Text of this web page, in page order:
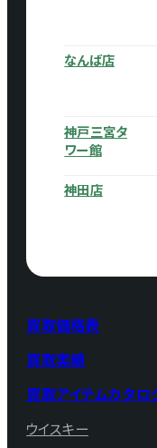
買取価格表
買取実績
買取アイテムカタロ
ウイスキー
なんば店
神戸三宮タ
ワー館
神田店